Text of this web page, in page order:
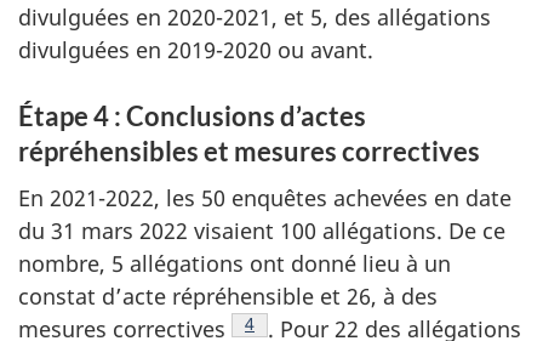
divulguées en 2020-2021, et 5, des allégations
divulguées en 2019-2020 ou avant.
Étape 4 : Conclusions d’actes
répréhensibles et mesures correctives
En 2021-2022, les 50 enquêtes achevées en date
du 31 mars 2022 visaient 100 allégations. De ce
nombre, 5 allégations ont donné lieu à un
constat d’acte répréhensible et 26, à des
mesures correctives
Voir la note en bas de page
4
. Pour 22 des allégations